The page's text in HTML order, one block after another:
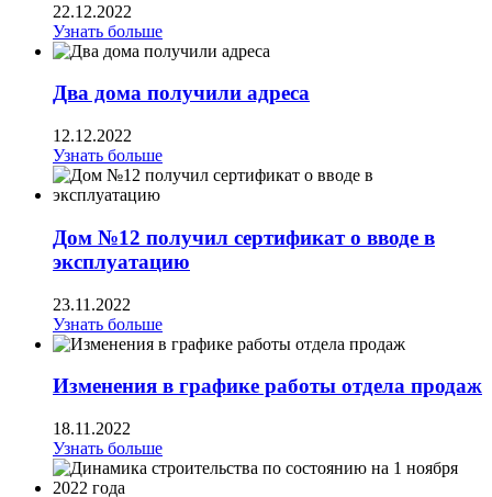
22.12.2022
Узнать больше
Два дома получили адреса
12.12.2022
Узнать больше
Дом №12 получил сертификат о вводе в
эксплуатацию
23.11.2022
Узнать больше
Изменения в графике работы отдела продаж
18.11.2022
Узнать больше